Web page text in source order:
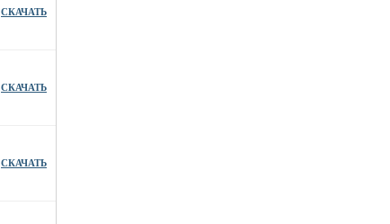
СКАЧАТЬ
СКАЧАТЬ
СКАЧАТЬ